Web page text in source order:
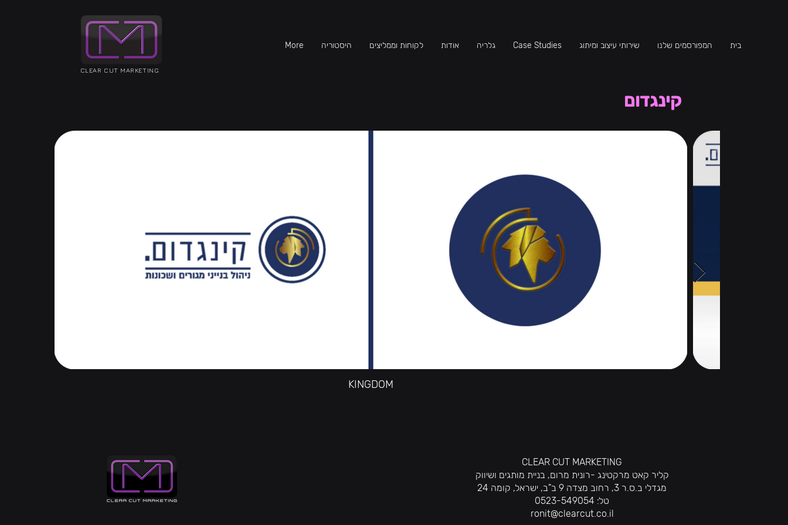
CLEAR CUT MARKETING
בית המפורסמים שלנו שירותי עיצוב ומיתוג Case Studies גלריה אודות לקוחות וממליצים היסטוריה More
קינגדום
KINGDOM
CLEAR CUT MARKETING
קליר קאט מרקטינג -רונית מרום, בניית מותגים ושיווק
מגדלי ב.ס.ר 3, רחוב מצדה 9 ב"ב, ישראל, קומה 24
טל: 0523-549054
ronit@clearcut.co.il